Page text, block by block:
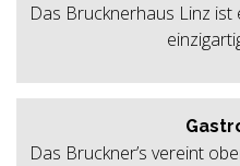
Das Brucknerhaus Linz
Das Bruckner’s vereint